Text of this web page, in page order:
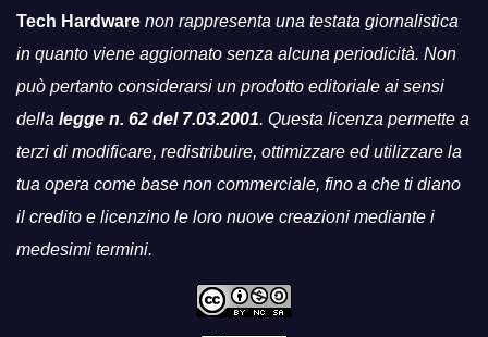
Tech Hardware non rappresenta una testata giornalistica
in quanto viene aggiornato senza alcuna periodicità. Non
può pertanto considerarsi un prodotto editoriale ai sensi
della legge n. 62 del 7.03.2001. Questa licenza permette a
terzi di modificare, redistribuire, ottimizzare ed utilizzare la
tua opera come base non commerciale, fino a che ti diano
il credito e licenzino le loro nuove creazioni mediante i
medesimi termini.